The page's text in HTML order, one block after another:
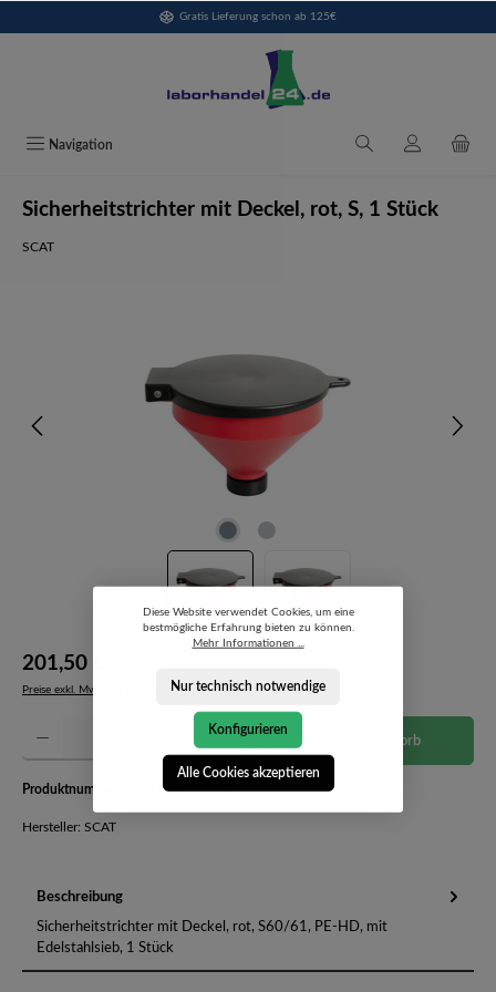
Gratis Lieferung schon ab 125€
Navigation
Sicherheitstrichter mit Deckel, rot, S, 1 Stück
SCAT
201,50 €*
Preise exkl. MwSt. zzgl. Versandkosten
Produkt Anzahl: Gib den gewünschten Wert ein oder benutze die Schaltflächen um die
In den Warenkorb
Produktnummer: 107670-4005513
Hersteller: SCAT
Beschreibung
Sicherheitstrichter mit Deckel, rot, S60/61, PE-HD, mit
Edelstahlsieb, 1 Stück
Diese Website verwendet Cookies, um eine
bestmögliche Erfahrung bieten zu können.
Mehr Informationen ...
Nur technisch notwendige
Konfigurieren
Alle Cookies akzeptieren